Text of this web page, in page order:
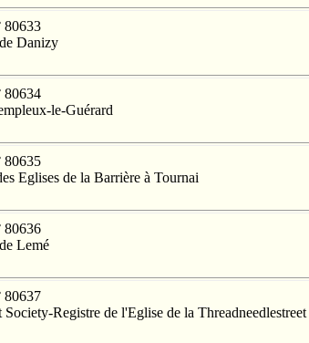
80633
Danizy
80634
le-Guérard
80635
Eglises de la Barrière à Tournai
80636
Lemé
80637
Society-Registre de l'Eglise de la Threadneedlestreet